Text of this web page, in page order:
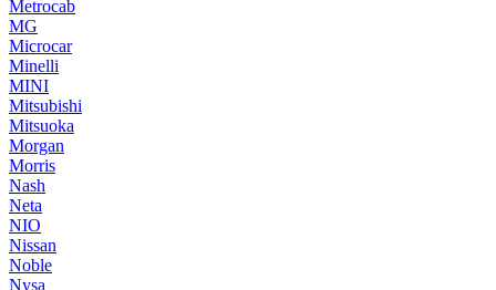
Metrocab
MG
Microcar
Minelli
MINI
Mitsubishi
Mitsuoka
Morgan
Morris
Nash
Neta
NIO
Nissan
Noble
Nysa